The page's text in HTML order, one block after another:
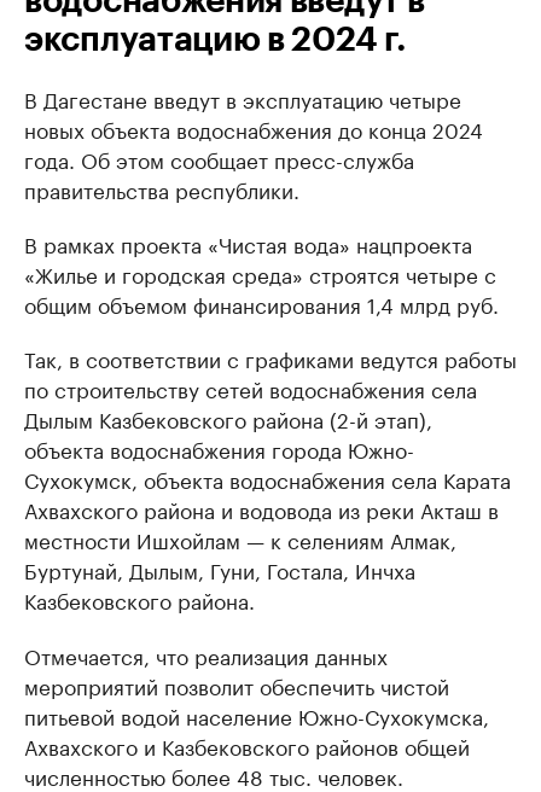
эксплуатацию в 2024 г.
В Дагестане введут в эксплуатацию четыре
новых объекта водоснабжения до конца 2024
года. Об этом сообщает пресс-служба
правительства республики.
В рамках проекта «Чистая вода» нацпроекта
«Жилье и городская среда» строятся четыре с
общим объемом финансирования 1,4 млрд руб.
Так, в соответствии с графиками ведутся работы
по строительству сетей водоснабжения села
Дылым Казбековского района (2-й этап),
объекта водоснабжения города Южно-
Сухокумск, объекта водоснабжения села Карата
Ахвахского района и водовода из реки Акташ в
местности Ишхойлам — к селениям Алмак,
Буртунай, Дылым, Гуни, Гостала, Инчха
Казбековского района.
Отмечается, что реализация данных
мероприятий позволит обеспечить чистой
питьевой водой население Южно-Сухокумска,
Ахвахского и Казбековского районов общей
численностью более 48 тыс. человек.